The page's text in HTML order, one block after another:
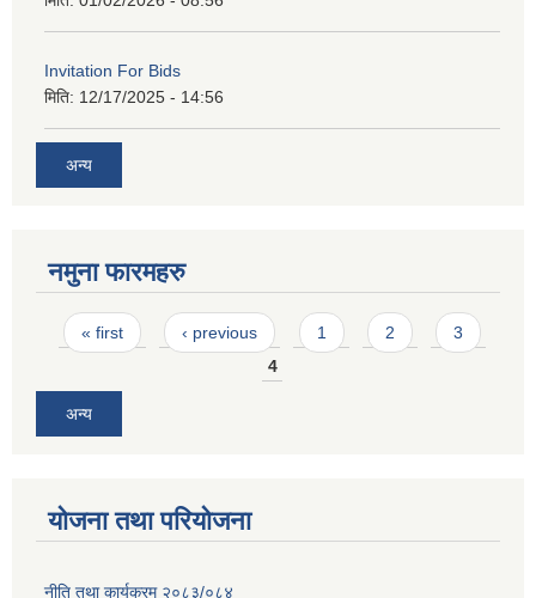
Invitation For Bids
मिति: 12/17/2025 - 14:56
अन्य
नमुना फारमहरु
Pages
« first ‹ previous 1 2
3
4
अन्य
योजना तथा परियोजना
नीति तथा कार्यक्रम २०८३/०८४